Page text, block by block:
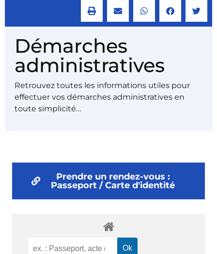
Démarches
administratives
Retrouvez toutes les informations utiles pour
effectuer vos démarches administratives en
toute simplicité…
Prendre un rendez-vous :
Passeport / Carte d'identité